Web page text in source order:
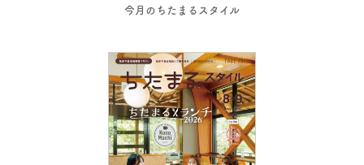
今月のちたまるスタイル